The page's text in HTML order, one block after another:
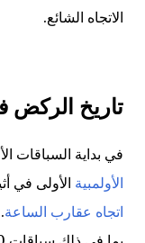
الاتجاه الشائع.
تاريخ الركض
في بداية السباقات
الأولمبية الأولى في أثينا عام 1896،
اتجاه عقارب الساعة